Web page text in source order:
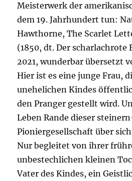
Meisterwerk der
dem 19. Jahrhundert tun:
Hawthorne, The Scarlet
(1850, dt. Der scharlachrote
2021, wunderbar übersetzt
Hier ist es eine junge Frau,
unehelichen Kindes
den Pranger gestellt wird.
Leben Rande dieser
Pioniergesellschaft über
Nur begleitet von ihrer
unbestechlichen kleinen
Vater des Kindes, ein